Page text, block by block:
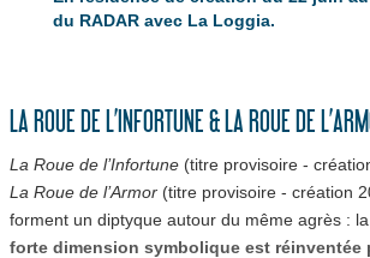
du RADAR avec La Loggia.
LA ROUE DE L’INFORTUNE & LA ROUE DE
La Roue de l’Infortune(titre provisoire -
La Roue de l’Armor(titre provisoire - création
forment un diptyque autour du même agrès :
forte dimension symbolique est réinventée